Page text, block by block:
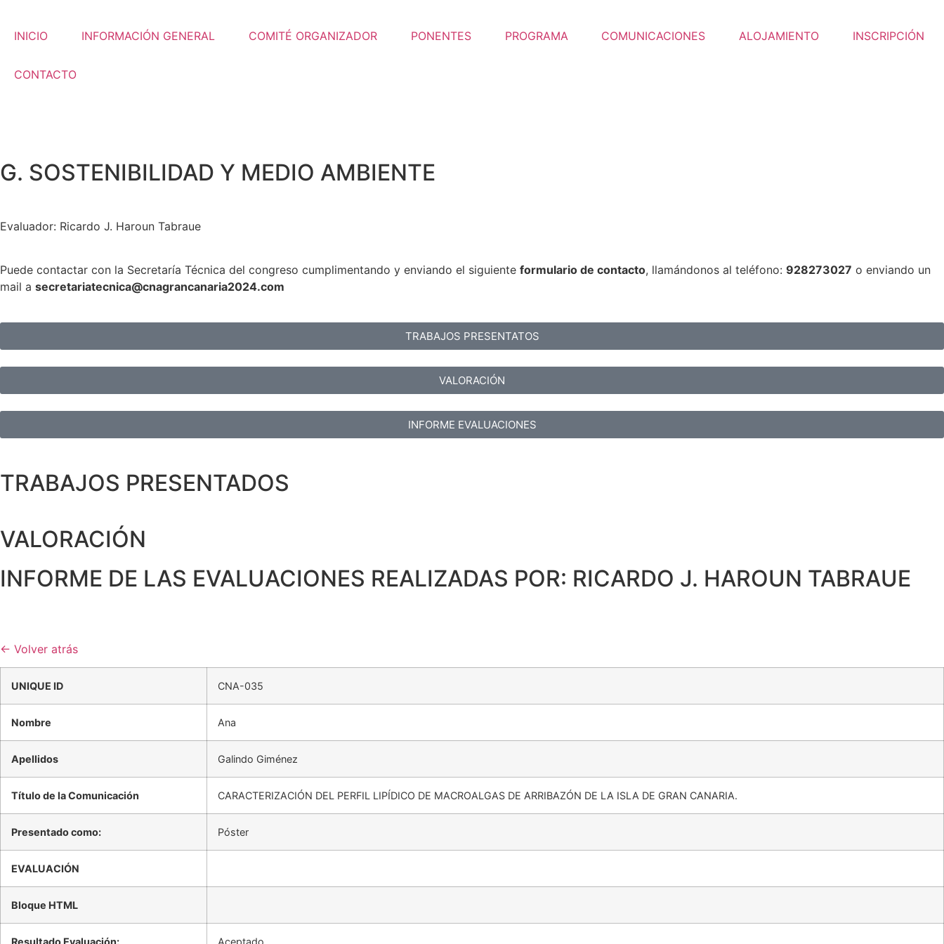
INICIO INFORMACIÓN GENERAL COMITÉ ORGANIZADOR PONENTES PROGRAMA COMUNICACIONES ALOJAMIENTO INSCRIPCIÓN
CONTACTO
G. SOSTENIBILIDAD Y MEDIO AMBIENTE
Evaluador: Ricardo J. Haroun Tabraue
Puede contactar con la Secretaría Técnica del congreso cumplimentando y enviando el siguiente formulario de contacto, llamándonos al teléfono: 928273027 o enviando un
mail a secretariatecnica@cnagrancanaria2024.com
TRABAJOS PRESENTATOS
VALORACIÓN
INFORME EVALUACIONES
TRABAJOS PRESENTADOS
VALORACIÓN
INFORME DE LAS EVALUACIONES REALIZADAS POR: RICARDO J. HAROUN TABRAUE
← Volver atrás
UNIQUE ID CNA-035
Nombre Ana
Apellidos Galindo Giménez
Título de la Comunicación CARACTERIZACIÓN DEL PERFIL LIPÍDICO DE MACROALGAS DE ARRIBAZÓN DE LA ISLA DE GRAN CANARIA.
Presentado como: Póster
EVALUACIÓN
Bloque HTML